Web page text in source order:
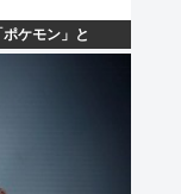
ケモン」と